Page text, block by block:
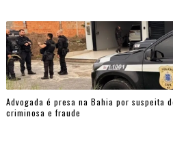
Advogada é presa na Bahia por suspeita
criminosa e fraude